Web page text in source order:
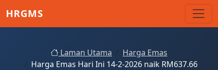
HRGMS
Laman Utama
Harga Emas
Harga Emas Hari Ini 14-2-2026 naik RM637.66